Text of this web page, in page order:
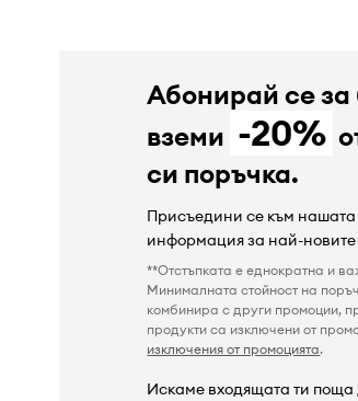
Абонирай се
вземи -20%
си поръчка.
Присъедини се към
информация за най-
**Отстъпката е еднократна и
Минималната стойност на
комбинира с други промоции,
продукти са изключени от
изключения от промоцията.
Искаме входящата ти поща